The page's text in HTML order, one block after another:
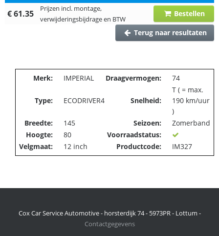
€ 61.35
Prijzen incl. montage,
verwijderingsbijdrage en BTW
Bestellen
Terug naar resultaten
Merk: IMPERIAL Draagvermogen: 74
Type: ECODRIVER4 Snelheid:
T ( = max.
190 km/uur
)
Breedte:
145 Seizoen:
Zomerband
Hoogte:
80
Voorraadstatus:
Velgmaat:
12 inch Productcode: IM327
Cox Car Service Automotive - horsterdijk 74 - 5973PR - Lottum -
Contactgegevens